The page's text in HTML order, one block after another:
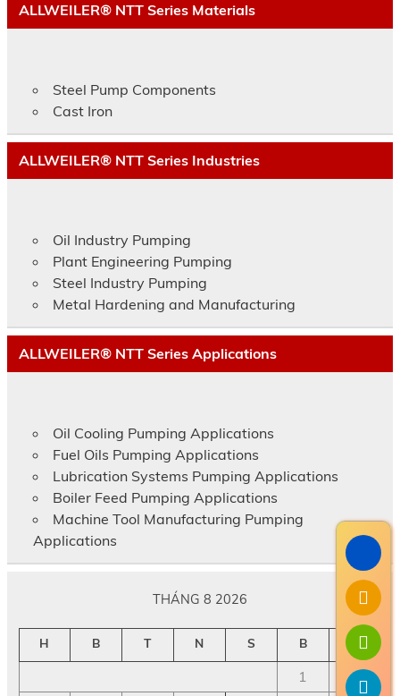
ALLWEILER® NTT Series Materials
Steel Pump Components
Cast Iron
ALLWEILER® NTT Series Industries
Oil Industry Pumping
Plant Engineering Pumping
Steel Industry Pumping
Metal Hardening and Manufacturing
ALLWEILER® NTT Series Applications
Oil Cooling Pumping Applications
Fuel Oils Pumping Applications
Lubrication Systems Pumping Applications
Boiler Feed Pumping Applications
Machine Tool Manufacturing Pumping
Applications
THÁNG 8 2026
H B T N S B
1 2